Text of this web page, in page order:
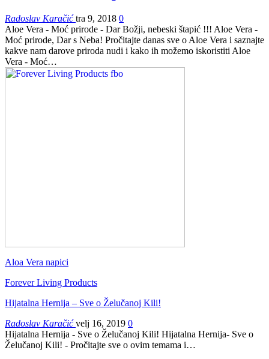
Radoslav Karačićtra 9, 2018 0
Aloe Vera - Moć prirode - Dar Božji, nebeski štapić !!! Aloe Vera -
Moć prirode, Dar s Neba! Pročitajte danas sve o Aloe Vera i saznajte
kakve nam darove priroda nudi i kako ih možemo iskoristiti Aloe
Vera - Moć…
Aloa Vera napici
Forever Living Products
Hijatalna Hernija – Sve o Želučanoj Kili!
Radoslav Karačićvelj 16, 2019 0
Hijatalna Hernija - Sve o Želučanoj Kili! Hijatalna Hernija- Sve o
Želučanoj Kili! - Pročitajte sve o ovim temama i…